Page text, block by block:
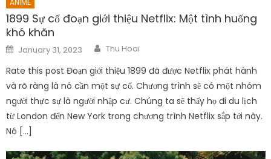
ANIME
1899 Sự cố đoạn giới thiệu Netflix: Một tình huống
khó khăn
Posted
on
January 31, 2023 Author
Thu Hoai
Rate this post Đoạn giới thiệu 1899 đã được Netflix phát hành
và rõ ràng là nó cần một sự cố. Chương trình sẽ có một nhóm
người thực sự là người nhập cư. Chúng ta sẽ thấy họ đi du lịch
từ London đến New York trong chương trình Netflix sắp tới này.
Nó […]